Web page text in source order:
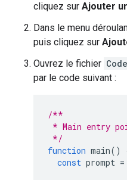
cliquez sur Ajouter
Dans le menu
puis cliquez sur
Ouvrez le fichier
par le code suivant :
/**
* Main entry
*/
function main()
const prompt =